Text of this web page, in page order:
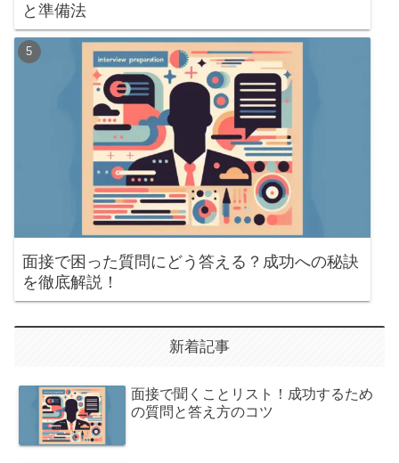
と準備法
面接で困った質問にどう答える？成功への秘訣
を徹底解説！
新着記事
面接で聞くことリスト！成功するため
の質問と答え方のコツ